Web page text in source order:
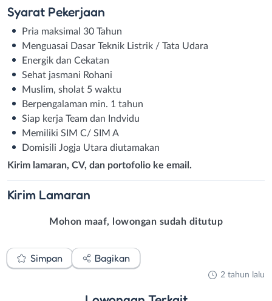
Syarat Pekerjaan
Pria maksimal 30 Tahun
Menguasai Dasar Teknik Listrik / Tata Udara
Energik dan Cekatan
Sehat jasmani Rohani
Muslim, sholat 5 waktu
Berpengalaman min. 1 tahun
Siap kerja Team dan Indvidu
Memiliki SIM C/ SIM A
Domisili Jogja Utara diutamakan
Kirim lamaran, CV, dan portofolio ke email.
Kirim Lamaran
Mohon maaf, lowongan sudah ditutup
Simpan Bagikan
2 tahun lalu